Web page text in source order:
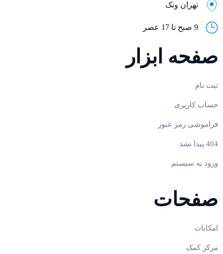
تهران ونک
9 صبح تا 17 عصر
صفحه ابزار
ثبت نام
حساب کاربری
فراموشی رمز عبور
404 پیدا نشد
ورود به سیستم
صفحات
امکانات
مرکز کمک